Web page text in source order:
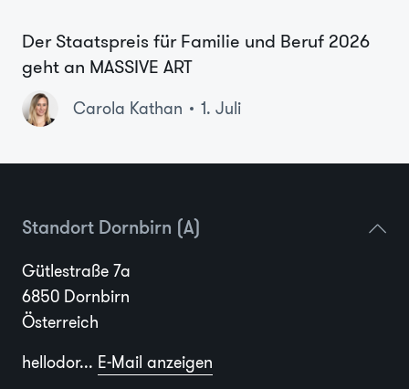
Der Staatspreis für Familie und Beruf 2026
geht an MASSIVE ART
Carola Kathan 1. Juli
Standort Dornbirn (A)
Gütlestraße 7a
6850 Dornbirn
Österreich
hellodor... E-Mail anzeigen